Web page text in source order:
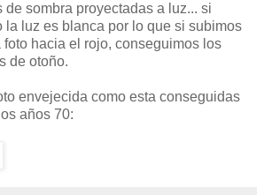
de sombra proyectadas a luz... si
la luz es blanca por lo que si subimos
foto hacia el rojo, conseguimos los
de otoño.
envejecida como esta conseguidas
años 70: